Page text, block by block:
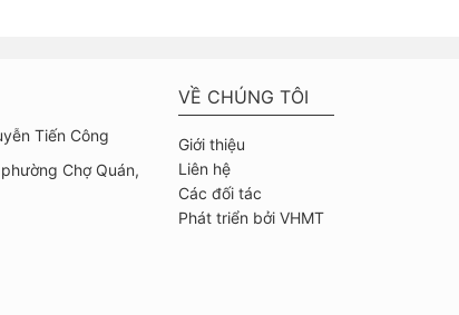
Tiến Công
Chợ Quán,
VỀ CHÚNG TÔI
Giới thiệu
Liên hệ
Các đối tác
Phát triển bởi VHMT